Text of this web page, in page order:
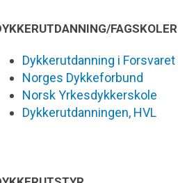
FAGSKOLER
Dykkerutdanning i Forsvaret
Norges Dykkeforbund
Norsk Yrkesdykkerskole
Dykkerutdanningen, HVL